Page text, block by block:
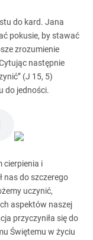
do kard. Jana
pokusie, by stawać
zrozumienie
następnie
(J 15, 5)
do jedności.
cierpienia i
nas do szczerego
uczynić,
aspektów naszej
przyczyniła się do
Świętemu w życiu